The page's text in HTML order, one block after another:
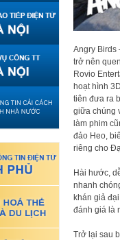
Angry Birds
trở nên
Rovio
hoạt hình
tiên đưa ra
giữa chúng
làm phim
đảo Heo,
riêng cho
Hài hước,
nhanh
khán giả
đánh giá là
Trở lại sau